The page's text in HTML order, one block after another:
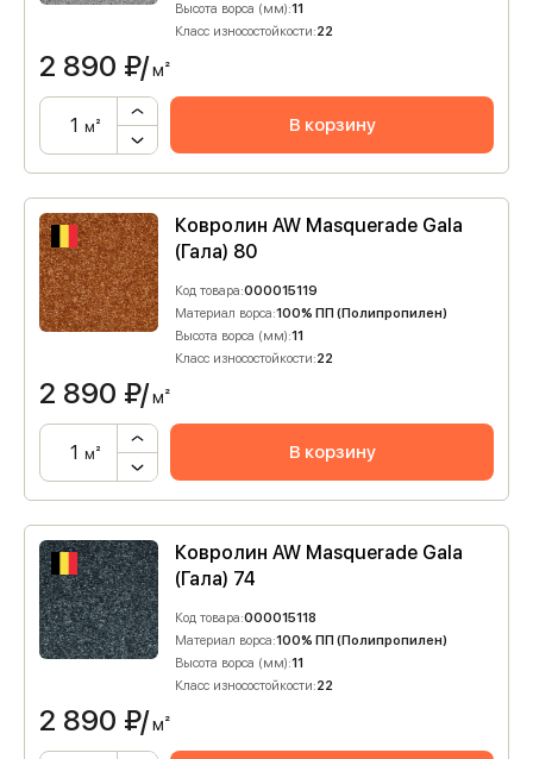
Высота ворса (мм):11
Класс износостойкости:22
2 890 ₽/м²
м² В корзину
Ковролин AW Masquerade Gala
(Гала) 80
Код товара:000015119
Материал ворса:100% ПП (Полипропилен)
Высота ворса (мм):11
Класс износостойкости:22
2 890 ₽/м²
м² В корзину
Ковролин AW Masquerade Gala
(Гала) 74
Код товара:000015118
Материал ворса:100% ПП (Полипропилен)
Высота ворса (мм):11
Класс износостойкости:22
2 890 ₽/м²